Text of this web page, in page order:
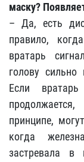
маску?
– Да, есть
правило,
вратарь
голову сильно
Если
принципе,
когда
застревала в